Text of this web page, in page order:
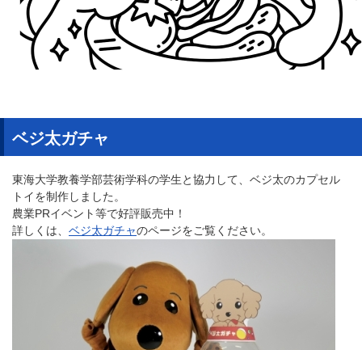
ベジ太ガチャ
東海大学教養学部芸術学科の学生と協力して、ベジ太のカプセル
トイを制作しました。
農業PRイベント等で好評販売中！
詳しくは、 ベジ太ガチャのページをご覧ください。